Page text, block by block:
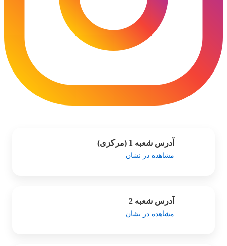
آدرس شعبه 1 (مرکزی)
مشاهده در نشان
آدرس شعبه 2
مشاهده در نشان